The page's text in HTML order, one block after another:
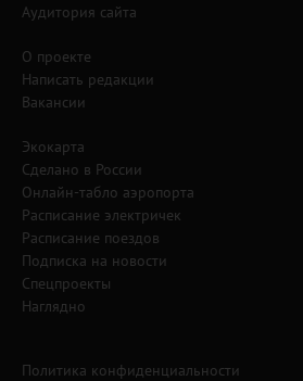
Аудитория сайта
О проекте
Написать редакции
Вакансии
Экокарта
Сделано в России
Онлайн-табло аэропорта
Расписание электричек
Расписание поездов
Подписка на новости
Спецпроекты
Наглядно
Политика конфиденциальности